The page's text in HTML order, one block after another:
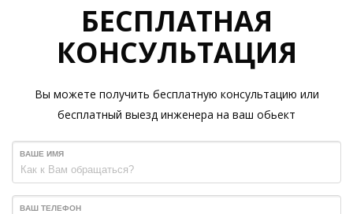
БЕСПЛАТНАЯ
КОНСУЛЬТАЦИЯ
Вы можете получить бесплатную консультацию или
бесплатный выезд инженера на ваш обьект
ВАШЕ ИМЯ
ВАШ ТЕЛЕФОН